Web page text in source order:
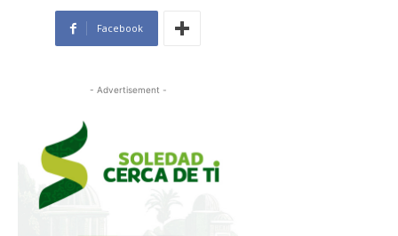
Facebook
- Advertisement -